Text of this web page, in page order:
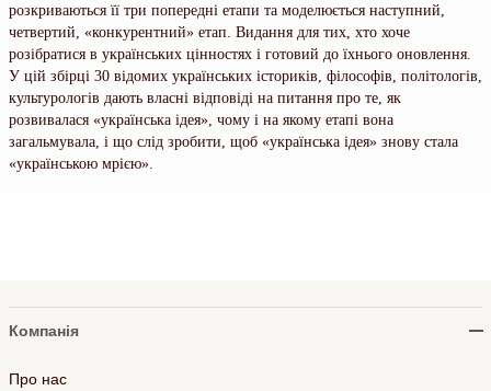
розкриваються її три попередні етапи та моделюється наступний,
четвертий, «конкурентний» етап. Видання для тих, хто хоче
розібратися в українських цінностях і готовий до їхнього оновлення.
У цій збірці 30 відомих українських істориків, філософів, політологів,
культурологів дають власні відповіді на питання про те, як
розвивалася «українська ідея», чому і на якому етапі вона
загальмувала, і що слід зробити, щоб «українська ідея» знову стала
«українською мрією».
Компанія
Про нас